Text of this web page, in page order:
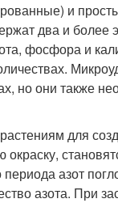
и
два и
фосфора и
но они также
для
азот
азота. При